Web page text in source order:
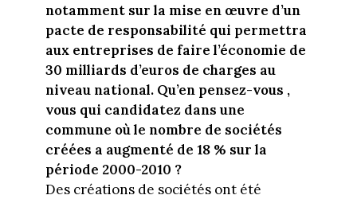
notamment sur la mise en œuvre d’un
pacte de responsabilité qui permettra
aux entreprises de faire l’économie de
30 milliards d’euros de charges au
niveau national. Qu’en pensez-vous ,
vous qui candidatez dans une
commune où le nombre de sociétés
créées a augmenté de 18 % sur la
période 2000-2010 ?
Des créations de sociétés ont été